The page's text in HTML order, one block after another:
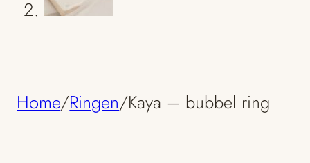
Home/Ringen/Kaya – bubbel ring